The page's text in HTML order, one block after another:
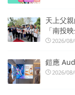
天上父
「南投
2026/
鎧應
2026/